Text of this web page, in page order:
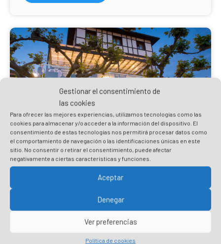
Gestionar el consentimiento de
las cookies
Para ofrecer las mejores experiencias, utilizamos tecnologías como las
cookies para almacenar y/o acceder a la información del dispositivo. El
consentimiento de estas tecnologías nos permitirá procesar datos como
el comportamiento de navegación o las identificaciones únicas en este
sitio. No consentir o retirar el consentimiento, puede afectar
negativamente a ciertas características y funciones.
Aceptar
Denegar
Ver preferencias
Política de cookies
Hotel Boutique Bahía de Plentzia**
Vistas espectaculares y comodidad para hacerte
de 8 habitaciones dobles, una de uso individual, una
adaptada para sillas de ruedas y 4 apartamentos
turísticos perfectamente equipados para tener una
estancia única e inolvidable.